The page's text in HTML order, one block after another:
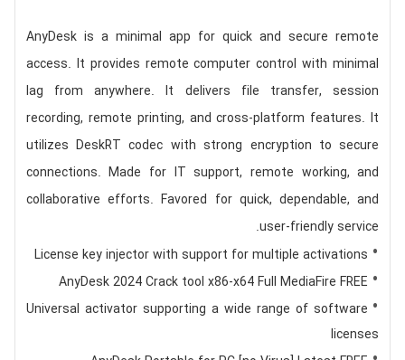
AnyDesk is a minimal app for quick and secure remote
access. It provides remote computer control with minimal
lag from anywhere. It delivers file transfer, session
recording, remote printing, and cross-platform features. It
utilizes DeskRT codec with strong encryption to secure
connections. Made for IT support, remote working, and
collaborative efforts. Favored for quick, dependable, and
user-friendly service.
License key injector with support for multiple activations
AnyDesk 2024 Crack tool x86-x64 Full MediaFire FREE
Universal activator supporting a wide range of software
licenses